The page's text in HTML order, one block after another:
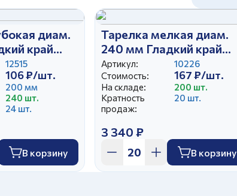
диам.
край
12515
106 ₽/шт.
200 мм
240 шт.
24 шт.
В корзину
Тарелка мелкая диам.
240 мм Гладкий край
Красная Пахта
Артикул:
10226
Стоимость:
167 ₽/шт.
На складе:
200 шт.
Кратность
продаж:
20 шт.
3 340 ₽
В корзину